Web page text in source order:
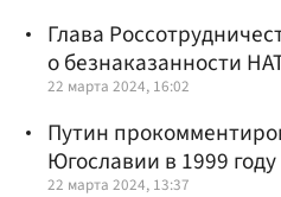
Глава
о безнаказанности
22 марта 2024, 16:02
Путин
Югославии в 1999 году
22 марта 2024, 13:37